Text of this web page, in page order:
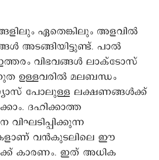
ഏതെങ്കിലും അളവിൽ
അടങ്ങിയിട്ടുണ്ട്. പാൽ
വിഭവങ്ങൾ ലാക്ടോസ്
മലബന്ധം
ഗ്യാസ് പോലുള്ള ലക്ഷണങ്ങൾക്ക്
ദഹിക്കാത്ത
വൻകുടലിലെ ഈ
കാരണം. ഇത് അധിക